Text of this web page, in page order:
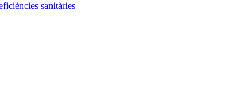
sanitàries